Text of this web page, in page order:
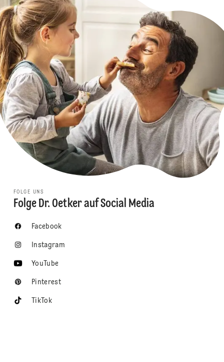
FOLGE UNS
Folge Dr. Oetker auf Social Media
Facebook
Instagram
YouTube
Pinterest
TikTok